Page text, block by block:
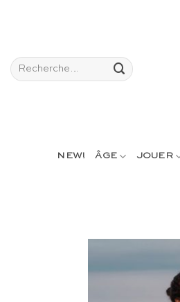
Recherche
pour :
NEW! ÂGE JOUER